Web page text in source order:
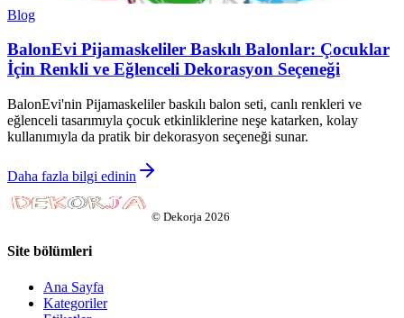
Blog
BalonEvi Pijamaskeliler Baskılı Balonlar: Çocuklar
İçin Renkli ve Eğlenceli Dekorasyon Seçeneği
BalonEvi'nin Pijamaskeliler baskılı balon seti, canlı renkleri ve
eğlenceli tasarımıyla çocuk etkinliklerine neşe katarken, kolay
kullanımıyla da pratik bir dekorasyon seçeneği sunar.
Daha fazla bilgi edinin
© Dekorja 2026
Site bölümleri
Ana Sayfa
Kategoriler